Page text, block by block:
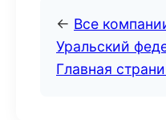
← Все
Уральский
Главная